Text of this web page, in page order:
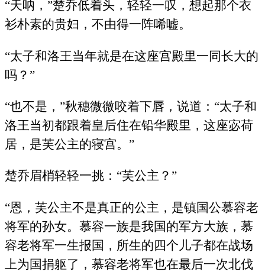
“天呐，”楚乔低着头，轻轻一叹，想起那个衣
衫朴素的贵妇，不由得一阵唏嘘。
“太子和洛王当年就是在这座宫殿里一同长大的
吗？”
“也不是，”秋穗微微咬着下唇，说道：“太子和
洛王当初都跟着皇后住在铅华殿里，这座宓荷
居，是芙公主的寝宫。”
楚乔眉梢轻轻一挑：“芙公主？”
“恩，芙公主不是真正的公主，是镇国公慕容老
将军的孙女。慕容一族是我国的军方大族，慕
容老将军一生报国，所生的四个儿子都在战场
上为国捐躯了，慕容老将军也在最后一次北伐